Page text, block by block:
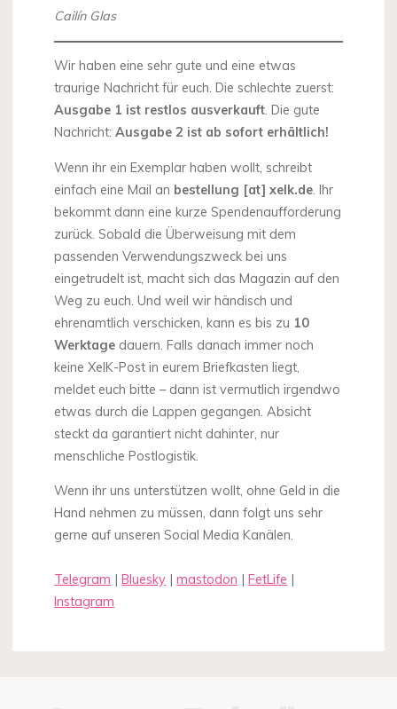
Cailín Glas
Wir haben eine sehr gute und eine etwas
traurige Nachricht für euch. Die schlechte zuerst:
Ausgabe 1 ist restlos ausverkauft. Die gute
Nachricht:Ausgabe 2 ist ab sofort erhältlich!
Wenn ihr ein Exemplar haben wollt, schreibt
einfach eine Mail an bestellung [at] xelk.de . Ihr
bekommt dann eine kurze Spendenaufforderung
zurück. Sobald die Überweisung mit dem
passenden Verwendungszweck bei uns
eingetrudelt ist, macht sich das Magazin auf den
Weg zu euch. Und weil wir händisch und
ehrenamtlich verschicken, kann es bis zu 10
Werktage dauern. Falls danach immer noch
keine XelK-Post in eurem Briefkasten liegt,
meldet euch bitte – dann ist vermutlich irgendwo
etwas durch die Lappen gegangen. Absicht
steckt da garantiert nicht dahinter, nur
menschliche Postlogistik.
Wenn ihr uns unterstützen wollt, ohne Geld in die
Hand nehmen zu müssen, dann folgt uns sehr
gerne auf unseren Social Media Kanälen.
Telegram |Bluesky |mastodon |FetLife |
Instagram